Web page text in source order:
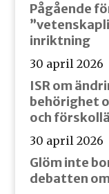
Pågående
inriktning
30 april 2026
ISR om
behörighet
och
30 april 2026
Glöm inte
debatten